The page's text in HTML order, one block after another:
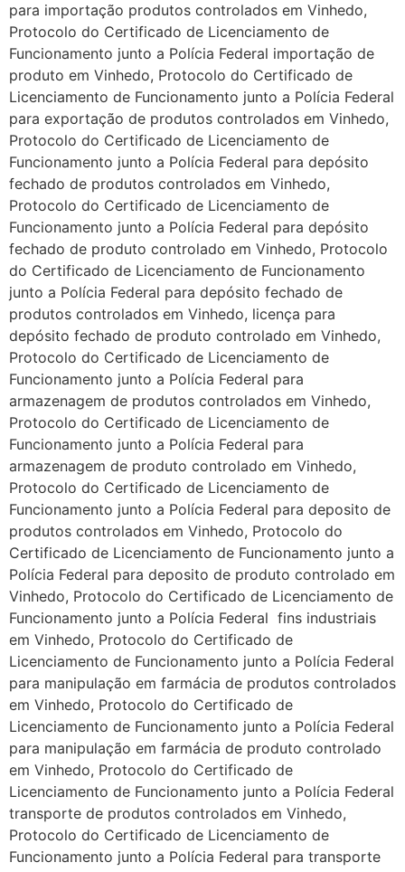
para importação produtos controlados em Vinhedo,
Protocolo do Certificado de Licenciamento de
Funcionamento junto a Polícia Federal importação de
produto em Vinhedo, Protocolo do Certificado de
Licenciamento de Funcionamento junto a Polícia Federal
para exportação de produtos controlados em Vinhedo,
Protocolo do Certificado de Licenciamento de
Funcionamento junto a Polícia Federal para depósito
fechado de produtos controlados em Vinhedo,
Protocolo do Certificado de Licenciamento de
Funcionamento junto a Polícia Federal para depósito
fechado de produto controlado em Vinhedo, Protocolo
do Certificado de Licenciamento de Funcionamento
junto a Polícia Federal para depósito fechado de
produtos controlados em Vinhedo, licença para
depósito fechado de produto controlado em Vinhedo,
Protocolo do Certificado de Licenciamento de
Funcionamento junto a Polícia Federal para
armazenagem de produtos controlados em Vinhedo,
Protocolo do Certificado de Licenciamento de
Funcionamento junto a Polícia Federal para
armazenagem de produto controlado em Vinhedo,
Protocolo do Certificado de Licenciamento de
Funcionamento junto a Polícia Federal para deposito de
produtos controlados em Vinhedo, Protocolo do
Certificado de Licenciamento de Funcionamento junto a
Polícia Federal para deposito de produto controlado em
Vinhedo, Protocolo do Certificado de Licenciamento de
Funcionamento junto a Polícia Federal fins industriais
em Vinhedo, Protocolo do Certificado de
Licenciamento de Funcionamento junto a Polícia Federal
para manipulação em farmácia de produtos controlados
em Vinhedo, Protocolo do Certificado de
Licenciamento de Funcionamento junto a Polícia Federal
para manipulação em farmácia de produto controlado
em Vinhedo, Protocolo do Certificado de
Licenciamento de Funcionamento junto a Polícia Federal
transporte de produtos controlados em Vinhedo,
Protocolo do Certificado de Licenciamento de
Funcionamento junto a Polícia Federal para transporte